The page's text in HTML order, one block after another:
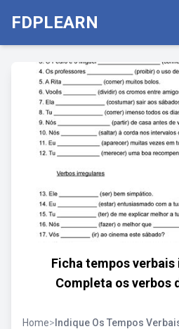
FDPLEARN
Ficha tempos
Completa os verbos
Home> Indique Os Tempos